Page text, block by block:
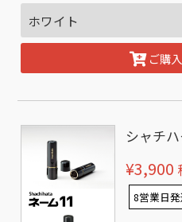
ご購
シャチ
¥3,900
8営業日